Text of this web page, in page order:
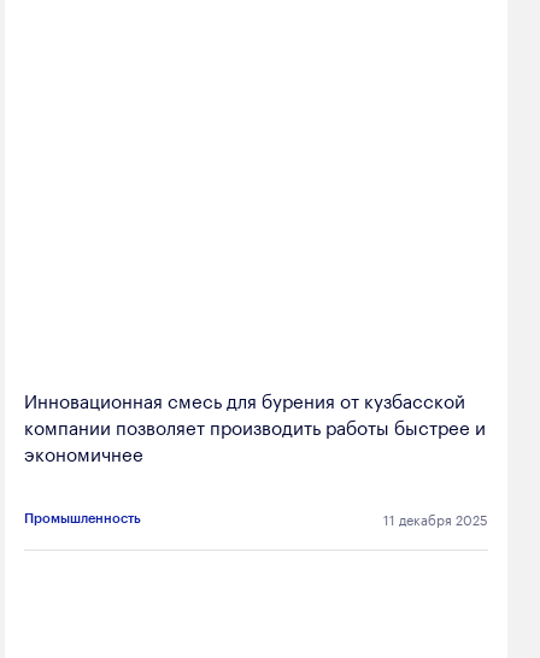
Инновационная смесь для бурения от кузбасской
компании позволяет производить работы быстрее и
экономичнее
Промышленность 11 декабря 2025